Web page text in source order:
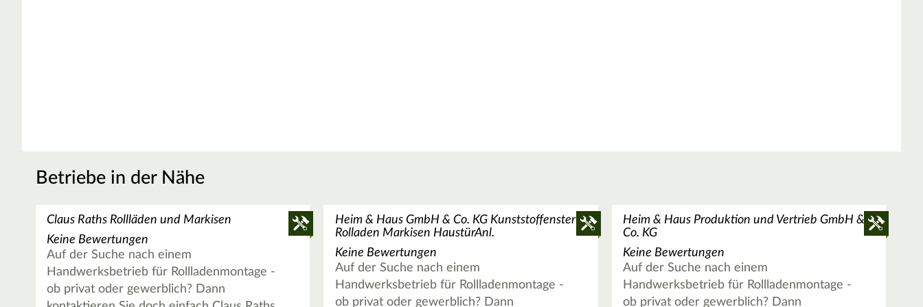
Betriebe in der Nähe
Claus Raths Rollläden und Markisen
Keine Bewertungen
Auf der Suche nach einem
Handwerksbetrieb für Rollladenmontage -
ob privat oder gewerblich? Dann
Heim & Haus GmbH & Co. KG Kunststoffenster
Rolladen Markisen HaustürAnl.
Keine Bewertungen
Auf der Suche nach einem
Handwerksbetrieb für Rollladenmontage -
ob privat oder gewerblich? Dann
Heim & Haus Produktion und Vertrieb GmbH &
Co. KG
Keine Bewertungen
Auf der Suche nach einem
Handwerksbetrieb für Rollladenmontage -
ob privat oder gewerblich? Dann